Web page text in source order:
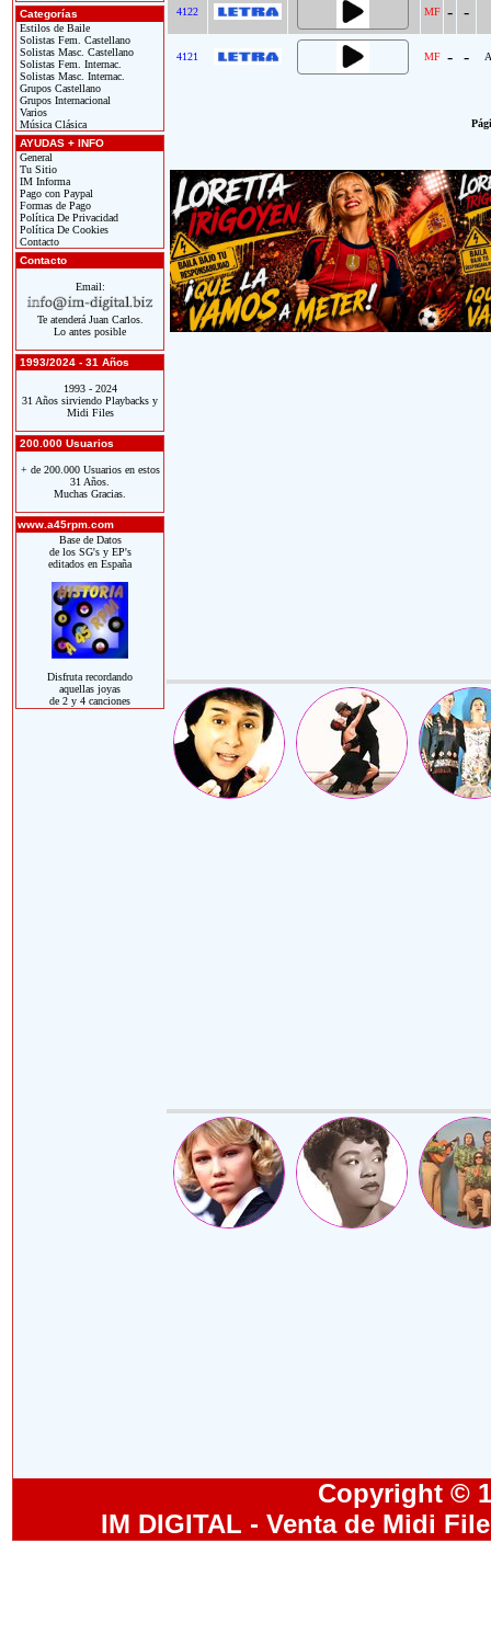
Categorías
Estilos de Baile
Solistas Fem. Castellano
Solistas Masc. Castellano
Solistas Fem. Internac.
Solistas Masc. Internac.
Grupos Castellano
Grupos Internacional
Varios
Música Clásica
AYUDAS + INFO
General
Tu Sitio
IM Informa
Pago con Paypal
Formas de Pago
Política De Privacidad
Política De Cookies
Contacto
Contacto
Email:
Te atenderá Juan Carlos.
Lo antes posible
1993/2024 - 31 Años
1993 - 2024
31 Años sirviendo Playbacks y
Midi Files
200.000 Usuarios
+ de 200.000 Usuarios en estos
31 Años.
Muchas Gracias.
www.a45rpm.com
Base de Datos
de los SG's y EP's
editados en España
Disfruta recordando
aquellas joyas
de 2 y 4 canciones
4122 MF - -
4121 MF - -
Copyright ©
IM DIGITAL - Venta de Midi